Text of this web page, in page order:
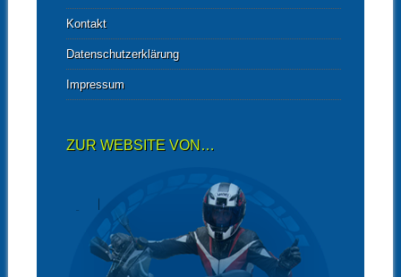
Kontakt
Datenschutzerklärung
Impressum
ZUR WEBSITE VON…